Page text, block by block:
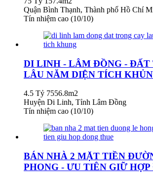
Quận Bình Thạnh, Thành phố Hồ Chí
Tín nhiệm cao (10/10)
DI LINH - LÂM ĐỒNG - ĐẤT
LÂU NĂM DIỆN TÍCH
4.5 Tỷ 7556.8m2
Huyện Di Linh, Tỉnh Lâm Đồng
Tín nhiệm cao (10/10)
BÁN NHÀ 2 MẶT TIỀN
PHONG - ƯU TIÊN GIỮ